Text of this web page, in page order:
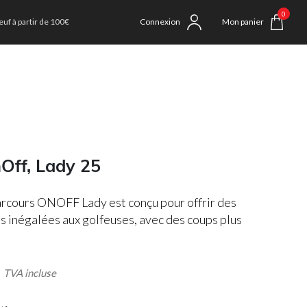
à partir de 100€ Connexion Mon panier
0
Lady 25
ONOFF Lady est conçu pour offrir des
inégalées aux golfeuses, avec des coups plus
incluse